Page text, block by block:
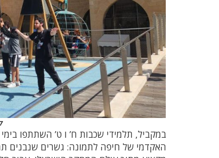
במקביל, תלמידי שכבות ח’ ו ט’ השתתפו
האקדמי של חיפה לתמונה: גשרים שנבנים